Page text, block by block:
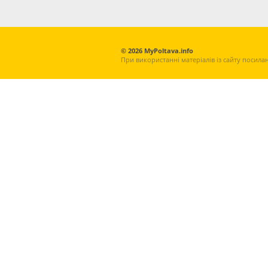
© 2026 MyPoltava.info
При використанні матеріалів із сайту